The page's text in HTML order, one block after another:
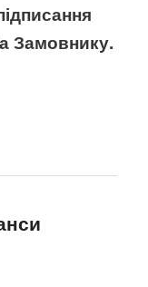
Замовнику.